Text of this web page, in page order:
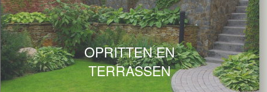
OPRITTEN EN
TERRASSEN